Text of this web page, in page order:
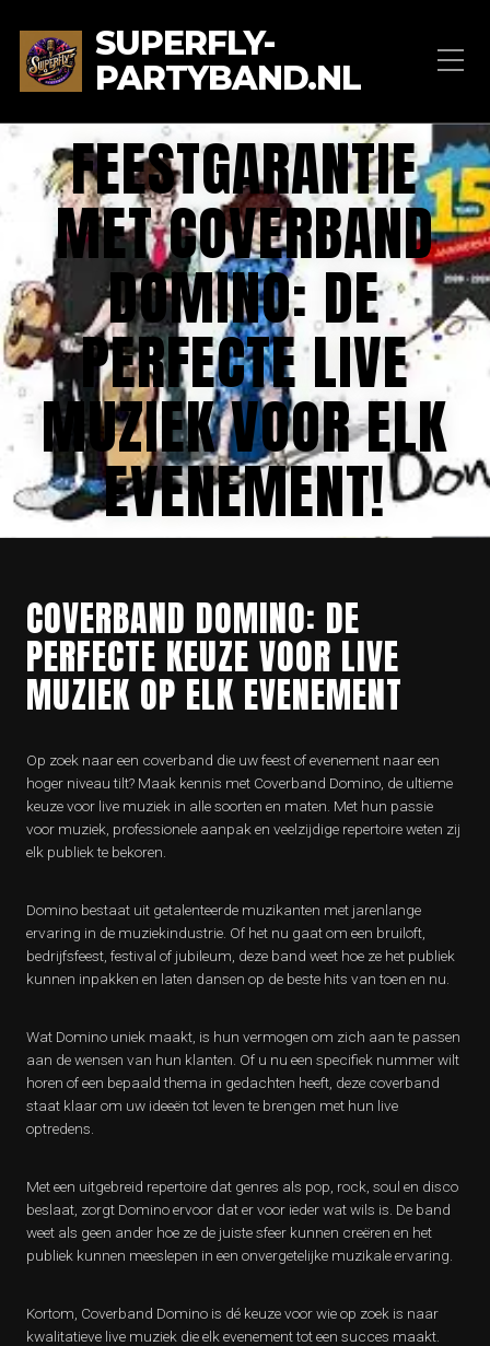
SUPERFLY-
PARTYBAND.NL
FEESTGARANTIE
MET COVERBAND
DOMINO: DE
PERFECTE LIVE
MUZIEK VOOR ELK
EVENEMENT!
COVERBAND DOMINO: DE
PERFECTE KEUZE VOOR LIVE
MUZIEK OP ELK EVENEMENT
Op zoek naar een coverband die uw feest of evenement naar een
hoger niveau tilt? Maak kennis met Coverband Domino, de ultieme
keuze voor live muziek in alle soorten en maten. Met hun passie
voor muziek, professionele aanpak en veelzijdige repertoire weten zij
elk publiek te bekoren.
Domino bestaat uit getalenteerde muzikanten met jarenlange
ervaring in de muziekindustrie. Of het nu gaat om een bruiloft,
bedrijfsfeest, festival of jubileum, deze band weet hoe ze het publiek
kunnen inpakken en laten dansen op de beste hits van toen en nu.
Wat Domino uniek maakt, is hun vermogen om zich aan te passen
aan de wensen van hun klanten. Of u nu een specifiek nummer wilt
horen of een bepaald thema in gedachten heeft, deze coverband
staat klaar om uw ideeën tot leven te brengen met hun live
optredens.
Met een uitgebreid repertoire dat genres als pop, rock, soul en disco
beslaat, zorgt Domino ervoor dat er voor ieder wat wils is. De band
weet als geen ander hoe ze de juiste sfeer kunnen creëren en het
publiek kunnen meeslepen in een onvergetelijke muzikale ervaring.
Kortom, Coverband Domino is dé keuze voor wie op zoek is naar
kwalitatieve live muziek die elk evenement tot een succes maakt.